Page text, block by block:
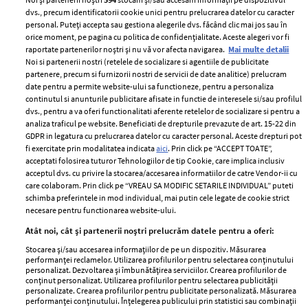
ELLE Style Awards
2024
Despre ELLE
Romania
Contact
Abonamente
Termeni si conditii
Politica de
confidențialitate
Politica de cookies
Publicitate
GSP
Unica
Baby
Retete
femei
Viva
Avantaje
Retete practice
dvs., precum identificatorii cookie unici pentru prelucrarea datelor cu caracter
personal. Puteți accepta sau gestiona alegerile dvs. făcând clic mai jos sau în
orice moment, pe pagina cu politica de confidențialitate. Aceste alegeri vor fi
raportate partenerilor noștri și nu vă vor afecta navigarea. Mai multe detalii
Noi si partenerii nostri (retelele de socializare si agentiile de publicitate
partenere, precum si furnizorii nostri de servicii de date analitice) prelucram
date pentru a permite website-ului sa functioneze, pentru a personaliza
continutul si anunturile publicitare afisate in functie de interesele si/sau profilul
dvs., pentru a va oferi functionalitati aferente retelelor de socializare si pentru a
analiza traficul pe website. Beneficiati de drepturile prevazute de art. 15-22 din
GDPR in legatura cu prelucrarea datelor cu caracter personal. Aceste drepturi pot
fi exercitate prin modalitatea indicataaici. Prin click pe “ACCEPT TOATE”,
acceptati folosirea tuturor Tehnologiilor de tip Cookie, care implica inclusiv
acceptul dvs. cu privire la stocarea/accesarea informatiilor de catre Vendor-ii cu
care colaboram. Prin click pe “VREAU SA MODIFIC SETARILE INDIVIDUAL” puteti
schimba preferintele in mod individual, mai putin cele legate de cookie strict
necesare pentru functionarea website-ului.
Atât noi, cât și partenerii noștri prelucrăm datele pentru a oferi:
Stocarea și/sau accesarea informațiilor de pe un dispozitiv. Măsurarea
performanței reclamelor. Utilizarea profilurilor pentru selectarea conținutului
personalizat. Dezvoltarea și îmbunătățirea serviciilor. Crearea profilurilor de
conținut personalizat. Utilizarea profilurilor pentru selectarea publicității
personalizate. Crearea profilurilor pentru publicitate personalizată. Măsurarea
performanței conținutului. Înțelegerea publicului prin statistici sau combinații